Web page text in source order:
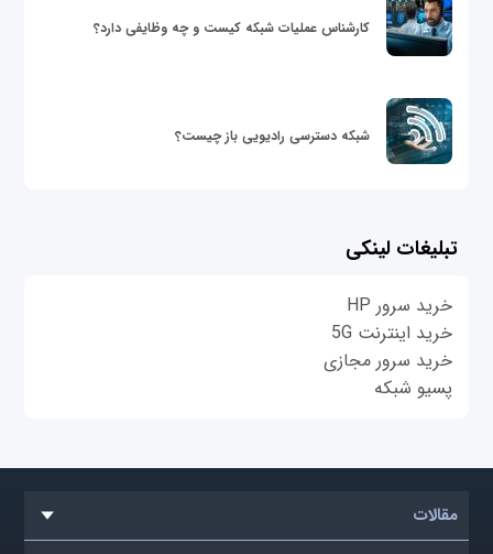
کارشناس عملیات شبکه کیست و چه وظایفی دارد؟
شبکه دسترسی رادیویی باز چیست؟
تبلیغات لینکی
خرید سرور HP
خرید اینترنت 5G
خرید سرور مجازی
پسیو شبکه
مقالات